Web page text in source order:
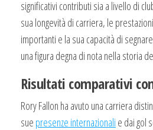
significativi contributi sia a livello di
sua longevità di carriera, le
importanti e la sua capacità di
una figura degna di nota nella storia
Risultati comparativi
Rory Fallon ha avuto una carriera
sue presenze internazionali e dai gol